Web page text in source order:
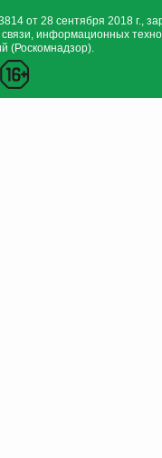
от 28 сентября 2018 г.,
информационных
(Роскомнадзор).